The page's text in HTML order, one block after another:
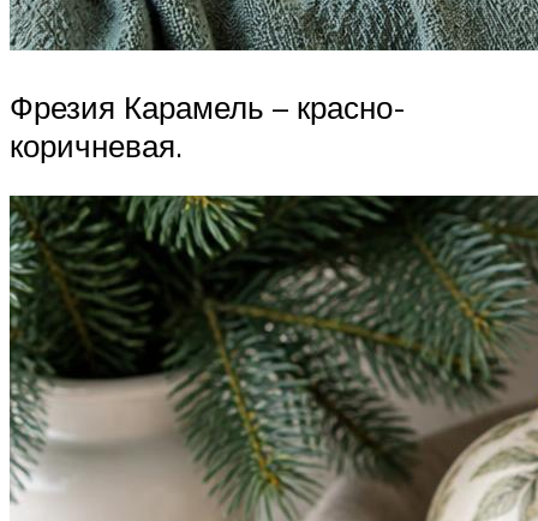
Фрезия Карамель – красно-
коричневая.